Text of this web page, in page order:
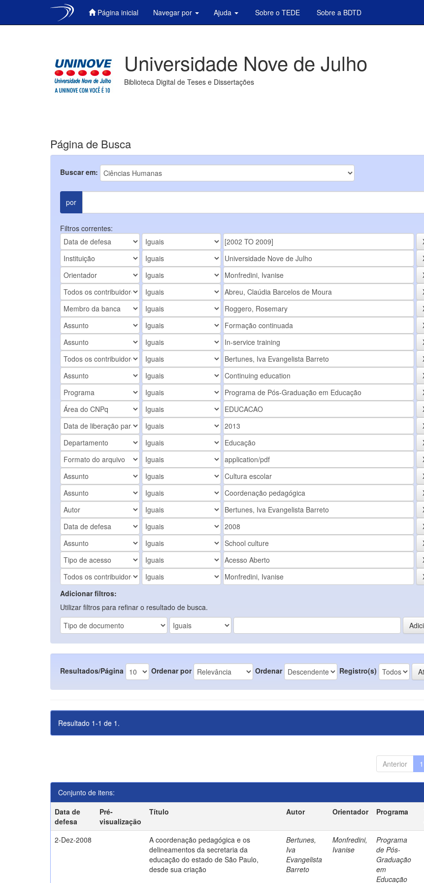
Página inicial Navegar por Ajuda Sobre o TEDE Sobre a BDTD
Universidade Nove de Julho
Biblioteca Digital de Teses e Dissertações
Página de Busca
Buscar em:
por
Filtros correntes:
Adicionar filtros:
Utilizar filtros para refinar o resultado de busca.
Resultados/Página Ordenar por Ordenar Registro(s)
Resultado 1-1 de 1.
Anterior 1
Conjunto de itens:
Data de
defesa
Pré-
visualização
Título Autor Orientador Programa
2-Dez-2008
A coordenação pedagógica e os
delineamentos da secretaria da
educação do estado de São Paulo,
desde sua criação
Bertunes,
Iva
Evangelista
Barreto
Monfredini,
Ivanise
Programa
de Pós-
Graduação
em
Educação